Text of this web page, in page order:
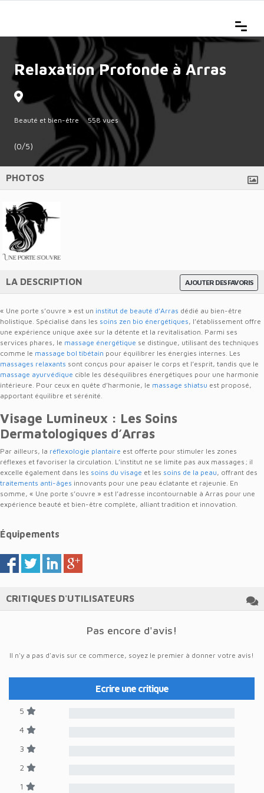
Relaxation Profonde à Arras
Beauté et bien-être 558 vues
(0/5)
PHOTOS
AJOUTER DES FAVORIS
LA DESCRIPTION
« Une porte s’ouvre » est un institut de beauté d’Arras dédié au bien-être
holistique. Spécialisé dans les soins zen bio énergétiques, l’établissement offre
une expérience unique axée sur la détente et la revitalisation. Parmi ses
services phares, le massage énergétique se distingue, utilisant des techniques
comme le massage bol tibétain pour équilibrer les énergies internes. Les
massages relaxants sont conçus pour apaiser le corps et l’esprit, tandis que le
massage ayurvédique cible les déséquilibres énergétiques pour une harmonie
intérieure. Pour ceux en quête d’harmonie, le massage shiatsu est proposé,
apportant équilibre et sérénité.
Visage Lumineux : Les Soins
Dermatologiques d’Arras
Par ailleurs, la réflexologie plantaire est offerte pour stimuler les zones
réflexes et favoriser la circulation. L’institut ne se limite pas aux massages ; il
excelle également dans les soins du visage et les soins de la peau, offrant des
traitements anti-âges innovants pour une peau éclatante et rajeunie. En
somme, « Une porte s’ouvre » est l’adresse incontournable à Arras pour une
expérience beauté et bien-être complète, alliant tradition et innovation.
Équipements
CRITIQUES D'UTILISATEURS
Pas encore d'avis!
Il n'y a pas d'avis sur ce commerce, soyez le premier à donner votre avis!
Ecrire une critique
5
4
3
2
1